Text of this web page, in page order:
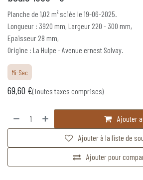
Planche de 1,02 m² sciée le 19-06-2025.
Longueur : 3920 mm, Largeur 220 - 300 mm,
Epaisseur 28 mm,
Origine : La Hulpe - Avenue ernest Solvay.
Mi-Sec
69,60 €(Toutes taxes comprises)
Ajouter
Ajouter pour
Ajouter à la liste de